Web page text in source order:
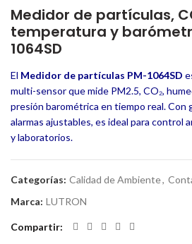
Medidor de partículas,
temperatura y barómetro
1064SD
El Medidor de partículas PM-1064SD
multi-sensor que mide PM2.5, CO₂,
presión barométrica en tiempo real. Con
alarmas ajustables, es ideal para control
y laboratorios.
Categorías: Calidad de Ambiente,
Marca: LUTRON
Compartir